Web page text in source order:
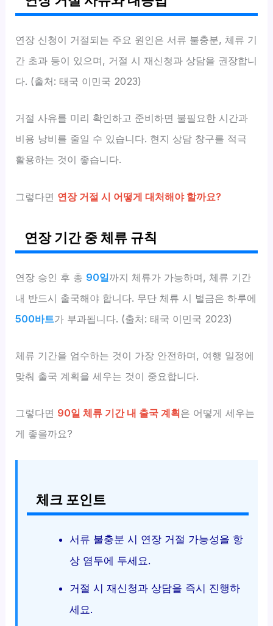
연장 신청이 거절되는 주요 원인은 서류 불충분, 체류 기
간 초과 등이 있으며, 거절 시 재신청과 상담을 권장합니
다. (출처: 태국 이민국 2023)
거절 사유를 미리 확인하고 준비하면 불필요한 시간과
비용 낭비를 줄일 수 있습니다. 현지 상담 창구를 적극
활용하는 것이 좋습니다.
그렇다면 연장 거절 시 어떻게 대처해야 할까요?
연장 기간 중 체류 규칙
연장 승인 후 총 90일까지 체류가 가능하며, 체류 기간
내 반드시 출국해야 합니다. 무단 체류 시 벌금은 하루에
500바트가 부과됩니다. (출처: 태국 이민국 2023)
체류 기간을 엄수하는 것이 가장 안전하며, 여행 일정에
맞춰 출국 계획을 세우는 것이 중요합니다.
그렇다면 90일 체류 기간 내 출국 계획은 어떻게 세우는
게 좋을까요?
체크 포인트
서류 불충분 시 연장 거절 가능성을 항
상 염두에 두세요.
거절 시 재신청과 상담을 즉시 진행하
세요.